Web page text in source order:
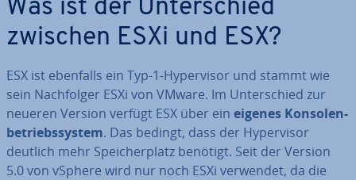
Was ist der Un­ter­schied
zwischen ESXi und ESX?
ESX ist ebenfalls ein Typ-1-Hy­per­vi­sor und stammt wie
sein Nach­fol­ger ESXi von VMware. Im Un­ter­schied zur
neueren Version verfügt ESX über ein eigenes Kon­so­len­
be­triebs­sys­tem. Das bedingt, dass der Hy­per­vi­sor
deutlich mehr Spei­cher­platz benötigt. Seit der Version
5.0 von vSphere wird nur noch ESXi verwendet, da die